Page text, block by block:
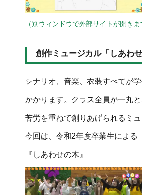
（別ウィンドウで外部サイトが開きま
創作ミュージカル「しあわ
シナリオ、音楽、衣装すべてが
かかります。クラス全員が一丸
苦労を重ねて創りあげられるミ
今回は、令和2年度卒業生による
『しあわせの木』